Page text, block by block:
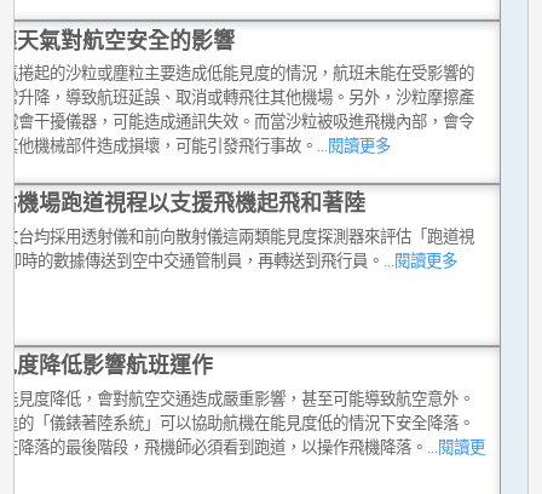
天氣對航空安全的影響
捲起的沙粒或塵粒主要造成低能見度的情況，航班未能在受影響的
升降，導致航班延誤、取消或轉飛往其他機場。另外，沙粒摩擦產
會干擾儀器，可能造成通訊失效。而當沙粒被吸進飛機內部，會令
他機械部件造成損壞，可能引發飛行事故。 ...閱讀更多
機場跑道視程以支援飛機起飛和著陸
台均採用透射儀和前向散射儀這兩類能見度探測器來評估「跑道視
即時的數據傳送到空中交通管制員，再轉送到飛行員。
...閱讀更多
度降低影響航班運作
見度降低，會對航空交通造成嚴重影響，甚至可能導致航空意外。
的「儀錶著陸系統」可以協助航機在能見度低的情況下安全降落。
降落的最後階段，飛機師必須看到跑道，以操作飛機降落。 ...閱讀更